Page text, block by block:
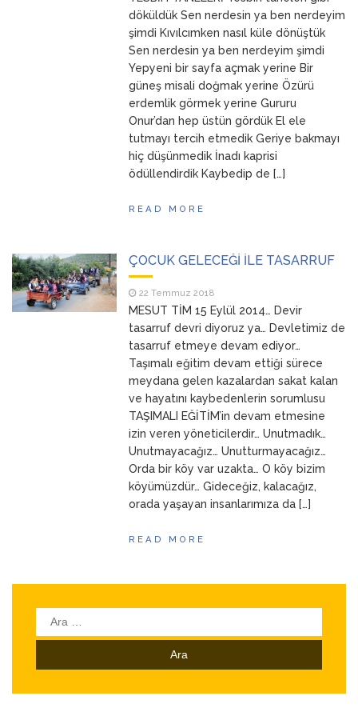
ANNEMdöküldük Sen nerdesin ya ben nerdeyim
şimdi Kıvılcımken nasıl küle dönüştük
Sen nerdesin ya ben nerdeyim şimdi
Yepyeni bir sayfa açmak yerine Bir
güneş misali doğmak yerine Özürü
erdemlik görmek yerine Gururu
Onur’dan hep üstün gördük El ele
tutmayı tercih etmedik Geriye bakmayı
hiç düşünmedik İnadı kaprisi
ödüllendirdik Kaybedip de […]
READ MORE
ÇOCUK GELECEĞİ İLE TASARRUF
22 Temmuz 2018
MESUT TİM 15 Eylül 2014… Devir
tasarruf devri diyoruz ya… Devletimiz de
tasarruf etmeye devam ediyor…
Taşımalı eğitim devam ettiği sürece
meydana gelen kazalardan sakat kalan
ve hayatını kaybedenlerin sorumlusu
TAŞIMALI EĞİTİM’in devam etmesine
izin veren yöneticilerdir… Unutmadık…
Unutmayacağız… Unutturmayacağız…
Orda bir köy var uzakta… O köy bizim
köyümüzdür… Gideceğiz, kalacağız,
orada yaşayan insanlarımıza da […]
READ MORE
Arama: